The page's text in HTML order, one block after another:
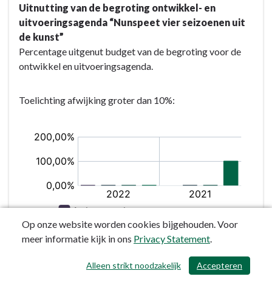
Uitnutting van de begroting ontwikkel- en
uitvoeringsagenda “Nunspeet vier seizoenen uit
de kunst”
Percentage uitgenut budget van de begroting voor de
ontwikkel en uitvoeringsagenda.
Toelichting afwijking groter dan 10%:
/ 434
Op onze website worden cookies bijgehouden. Voor
meer informatie kijk in ons Privacy Statement.
Accepteren
Alleen strikt noodzakelijk